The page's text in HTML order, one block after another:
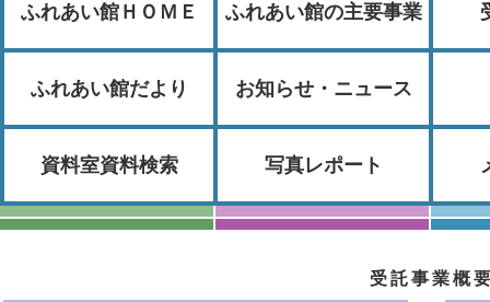
ふれあい館ＨＯＭＥ ふれあい館の主要事業
ふれあい館だより お知らせ・ニュース
資料室資料検索 写真レポート
受託事業概